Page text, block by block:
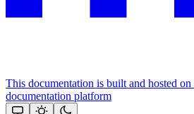
This documentation is built and hosted
documentation platform